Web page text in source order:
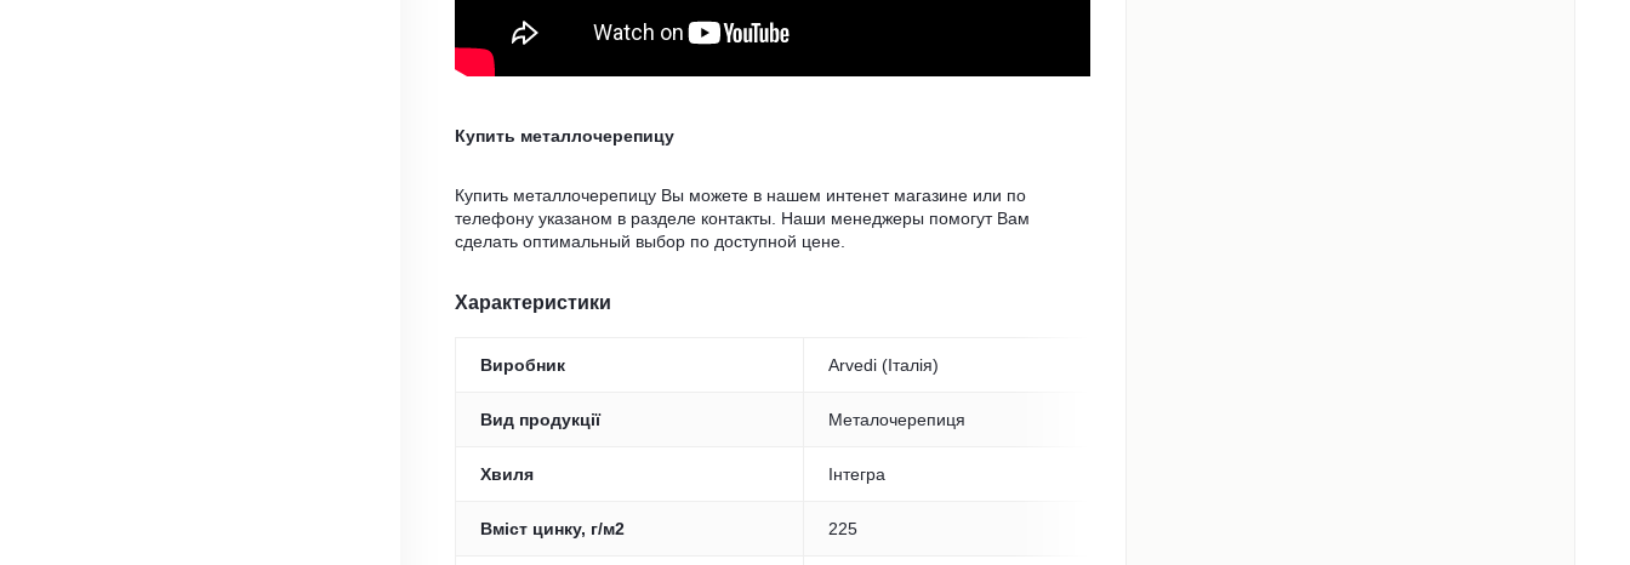
Купить металлочерепицу
Купить металлочерепицу Вы можете в нашем интенет магазине или по
телефону указаном в разделе контакты. Наши менеджеры помогут Вам
сделать оптимальный выбор по доступной цене.
Характеристики
Виробник Arvedi (Італія)
Вид продукції Металочерепиця
Хвиля Інтегра
Вміст цинку, г/м2 225